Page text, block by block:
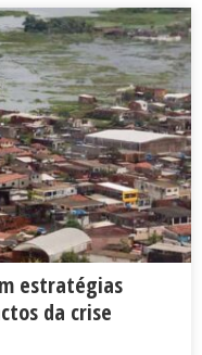
estratégias
da crise